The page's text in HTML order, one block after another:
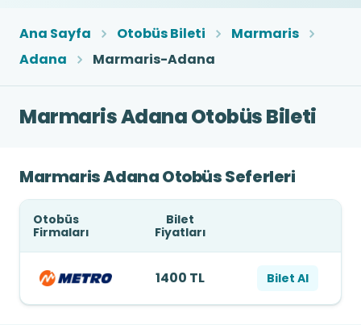
Ana Sayfa Otobüs Bileti
Marmaris
Adana
Marmaris-Adana
Marmaris Adana Otobüs Bileti
Marmaris Adana Otobüs Seferleri
Otobüs
Firmaları
Bilet
Fiyatları
1400 TL Bilet Al